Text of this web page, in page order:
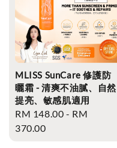
MLISS SunCare 修護防
曬霜 - 清爽不油膩、自然
提亮、敏感肌適用
Regular
price
RM 148.00 - RM
370.00